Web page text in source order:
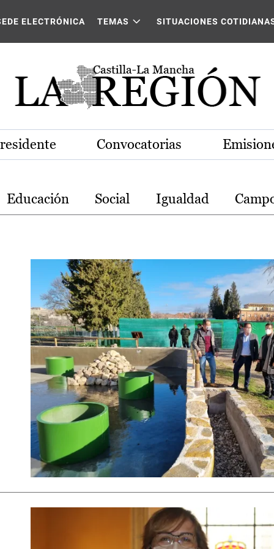
La Mancha
ELECTRÓNICA TEMAS SITUACIONES
Convocatorias
Educación Social Igualdad